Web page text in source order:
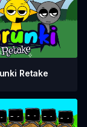
Retake